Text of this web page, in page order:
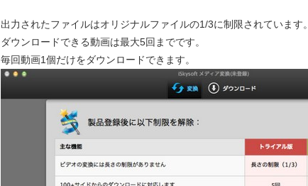
出力されたファイルはオリジナルファイルの1/3に制限されています。
ダウンロードできる動画は最大5回までです。
毎回動画1個だけをダウンロードできます。